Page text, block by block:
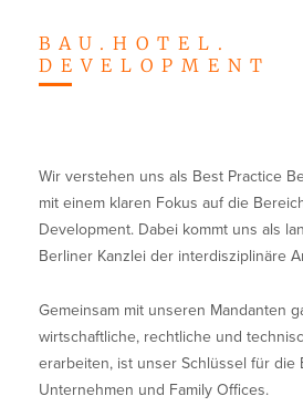
EN
BAU.HOTEL.
DEVELOPMENT
Wir verstehen uns als Best Practice
mit einem klaren Fokus auf die
Development. Dabei kommt uns als
Berliner Kanzlei der interdisziplinäre
Gemeinsam mit unseren Mandanten
wirtschaftliche, rechtliche und
erarbeiten, ist unser Schlüssel für die
Unternehmen und Family Offices.